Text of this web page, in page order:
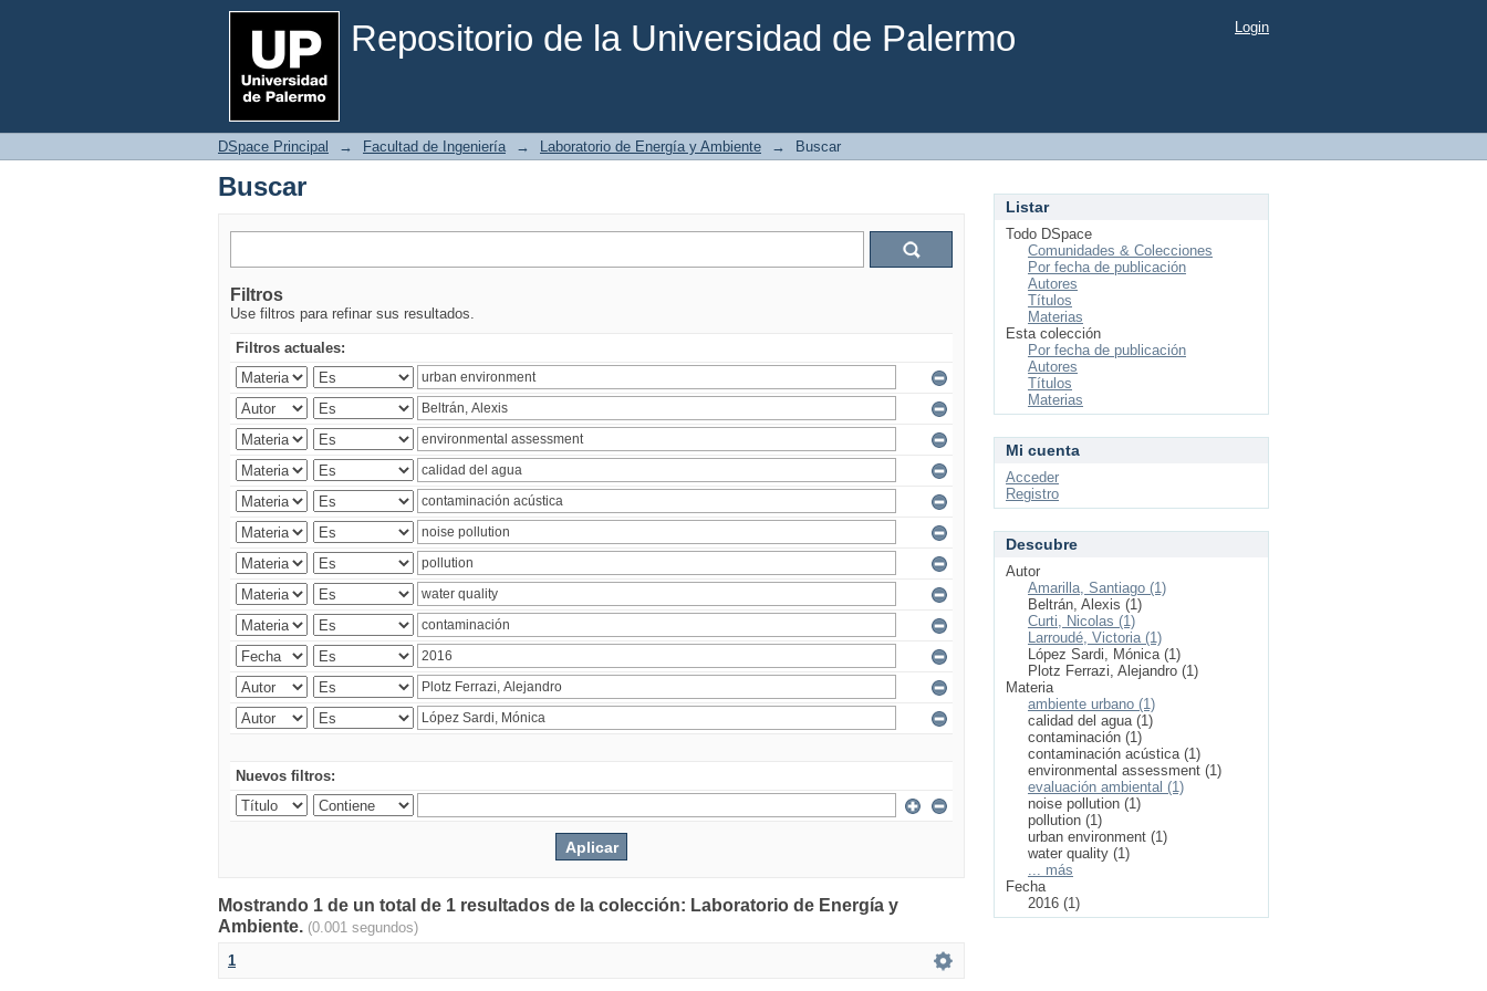
Repositorio de la Universidad de Palermo
Buscar Login
DSpace Principal → Facultad de Ingeniería → Laboratorio de Energía y Ambiente → Buscar
Buscar
Filtros
Use filtros para refinar sus resultados.
Filtros actuales:
Nuevos filtros:
Mostrando 1 de un total de 1 resultados de la colección: Laboratorio de Energía y
Ambiente. (0.001 segundos)
1
Listar
Todo DSpace
Comunidades & Colecciones
Por fecha de publicación
Autores
Títulos
Materias
Esta colección
Por fecha de publicación
Autores
Títulos
Materias
Mi cuenta
Acceder
Registro
Descubre
Autor
Amarilla, Santiago (1)
Beltrán, Alexis (1)
Curti, Nicolas (1)
Larroudé, Victoria (1)
López Sardi, Mónica (1)
Plotz Ferrazi, Alejandro (1)
Materia
ambiente urbano (1)
calidad del agua (1)
contaminación (1)
contaminación acústica (1)
environmental assessment (1)
evaluación ambiental (1)
noise pollution (1)
pollution (1)
urban environment (1)
water quality (1)
... más
Fecha
2016 (1)